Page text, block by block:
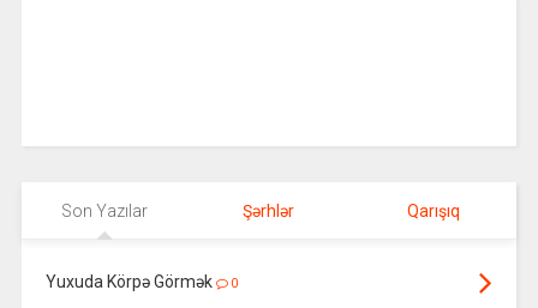
Son Yazılar Şərhlər Qarışıq
Yuxuda Körpə Görmək 0